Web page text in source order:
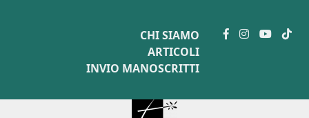
CHI SIAMO
ARTICOLI
INVIO MANOSCRITTI